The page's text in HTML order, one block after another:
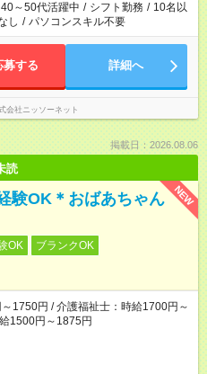
40～50代活躍中 / シフト勤務 / 10名以
し / パソコンスキル不要
募する 詳細へ
会社ニッソーネット
掲載日：2026.08.06
読
NEW
験OK＊おばあちゃん
OK
ブランクOK
1750円 / 介護福祉士：時給1700円～
1500円～1875円